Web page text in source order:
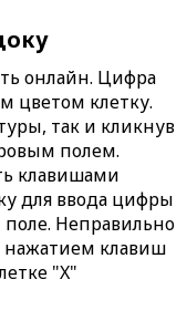
онлайн. Цифра
цветом клетку.
так и кликнув
полем.
клавишами
для ввода цифры
Неправильно
клавиш
"X"